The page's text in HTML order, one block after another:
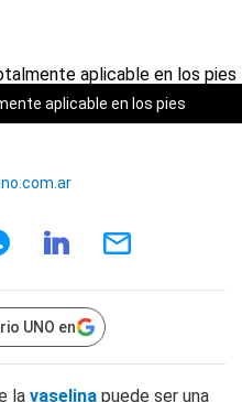
aplicable en los pies
UNO en
la vaselina puede ser una